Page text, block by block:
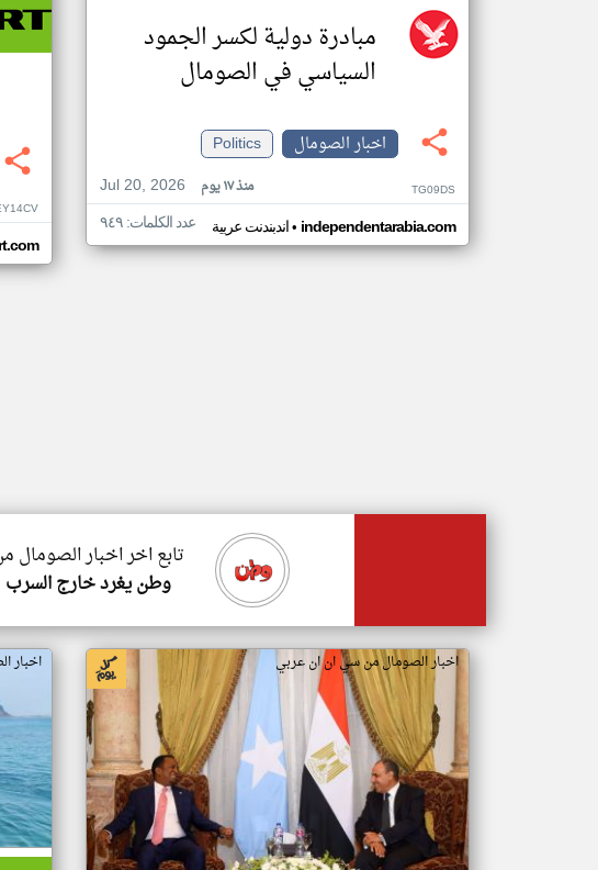
مبادرة دولية لكسر الجمود
السياسي في الصومال
اخبار الصومال
Politics
Jul 20, 2026
منذ ١٧ يوم TG09DS
اندبندنت عربية• independentarabia.com عدد الكلمات: ٩٤٩
تابع اخر اخبار الصومال
وطن يغرد خارج السرب
اخبار الصومال من سي ان ان عربي اخبار